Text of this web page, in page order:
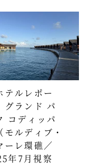
テルレポー
グランド パ
コディッパ
モルディブ・
ーレ環礁／
年7月視察